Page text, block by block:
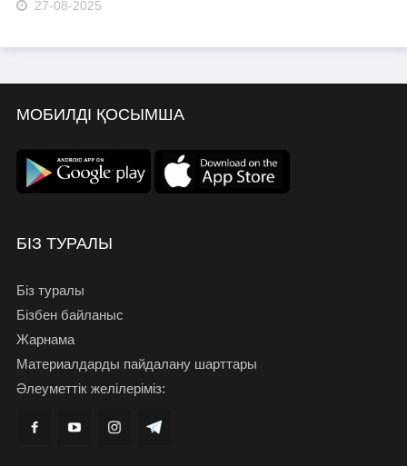
27-08-2025
МОБИЛДІ ҚОСЫМША
БІЗ ТУРАЛЫ
Біз туралы
Бізбен байланыс
Жарнама
Материалдарды пайдалану шарттары
Әлеуметтік желілеріміз: